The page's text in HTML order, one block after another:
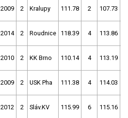
2009 2 Kralupy 111.78 2 107.73
2014 2 Roudnice 118.39 4 113.86
2010 2 KK Brno 110.14 4 113.19
2009 2 USK Pha 111.38 4 114.03
2012 2 Sláv.KV 115.99 6 115.16